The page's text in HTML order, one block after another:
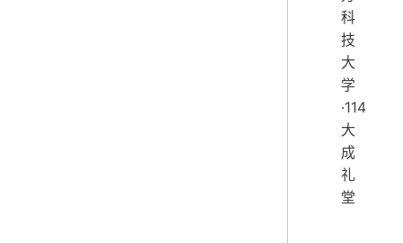
科
技
大
学
·114
大
成
礼
堂